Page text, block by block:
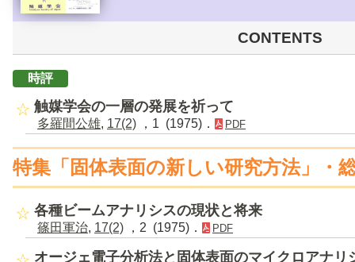
CONTENTS
時評
触媒学会の一層の発展を祈って
多羅間公雄, 17(2) ，1 (1975)． PDF
特集「固体表面の新しい研究方法」・
各種ビームアナリシスの現状と将来
篠田軍治, 17(2) ，2 (1975)． PDF
オージェ電子分析法と固体表面のマイクロアナリ